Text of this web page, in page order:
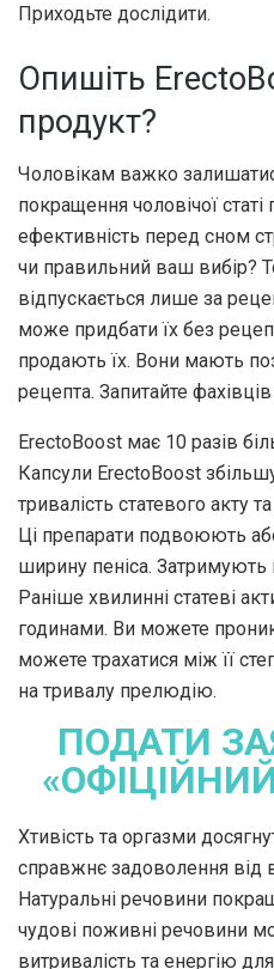
Приходьте дослідити.
Опишіть
продукт?
Чоловікам важко
покращення чоловічої статі
ефективність перед сном
чи правильний ваш вибір?
відпускається лише за
може придбати їх без
продають їх. Вони мають
рецепта. Запитайте
ErectoBoost має 10 разів
Капсули ErectoBoost
тривалість статевого акту
Ці препарати подвоюють
ширину пеніса.
Раніше хвилинні статеві
годинами. Ви можете
можете трахатися між її
на тривалу прелюдію.
ПОДАТИ
Хтивість та оргазми
справжнє задоволення від
Натуральні речовини
чудові поживні речовини
витривалість та енергію